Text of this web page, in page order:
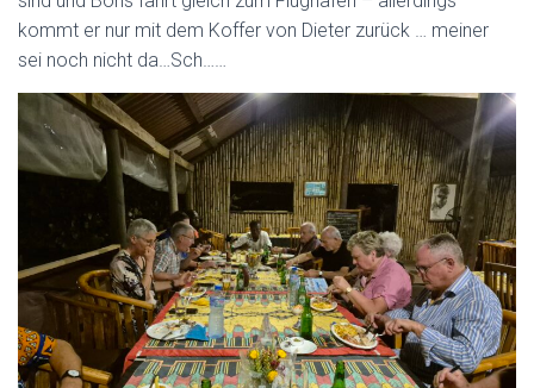
kommt er nur mit dem Koffer von Dieter zurück … meiner
sei noch nicht da…Sch……